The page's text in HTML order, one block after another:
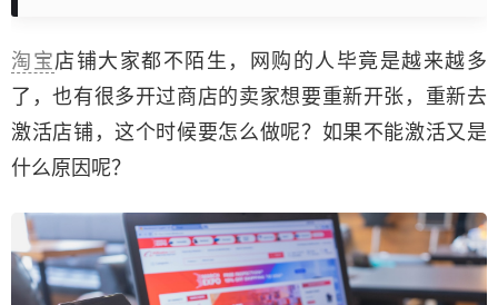
淘宝店铺大家都不陌生，网购的人毕竟是越来越多
了，也有很多开过商店的卖家想要重新开张，重新去
激活店铺，这个时候要怎么做呢？如果不能激活又是
什么原因呢？